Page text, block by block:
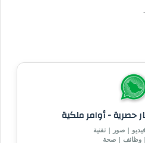
حصرية - أوامر ملكية
| صور | تقنية
| وظائف | صحة